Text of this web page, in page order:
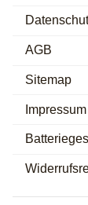
AGB
Sitemap
Impressum